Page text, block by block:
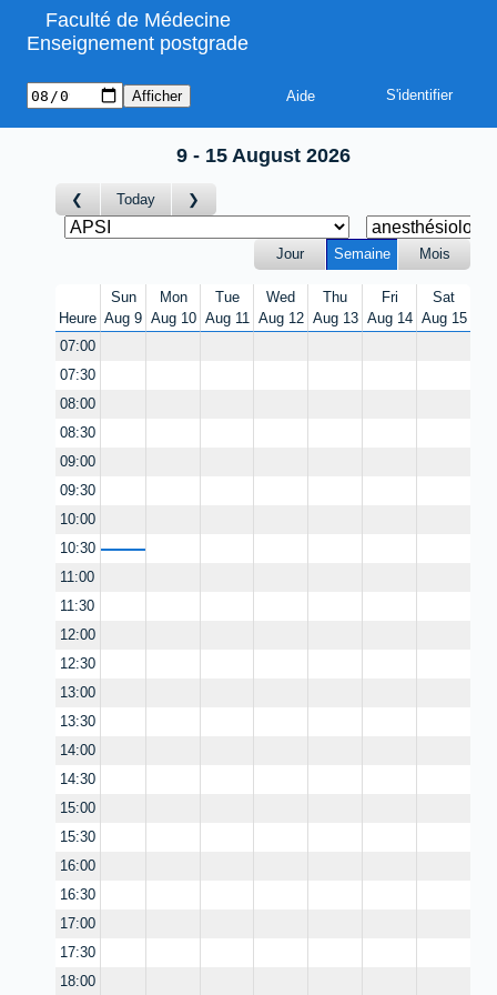
Faculté de Médecine
Enseignement postgrade
Aide
9 - 15 August 2026
Today
Jour Semaine Mois
Heure
Sun
Aug 9
Mon
Aug 10
Tue
Aug 11
Wed
Aug 12
Thu
Aug 13
Fri
Aug 14
Sat
Aug 15
07:00
07:30
08:00
08:30
09:00
09:30
10:00
10:30
11:00
11:30
12:00
12:30
13:00
13:30
14:00
14:30
15:00
15:30
16:00
16:30
17:00
17:30
18:00